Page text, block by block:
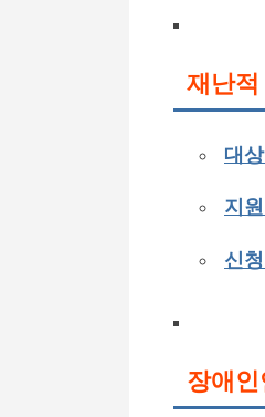
재난적
대
지
신
장애